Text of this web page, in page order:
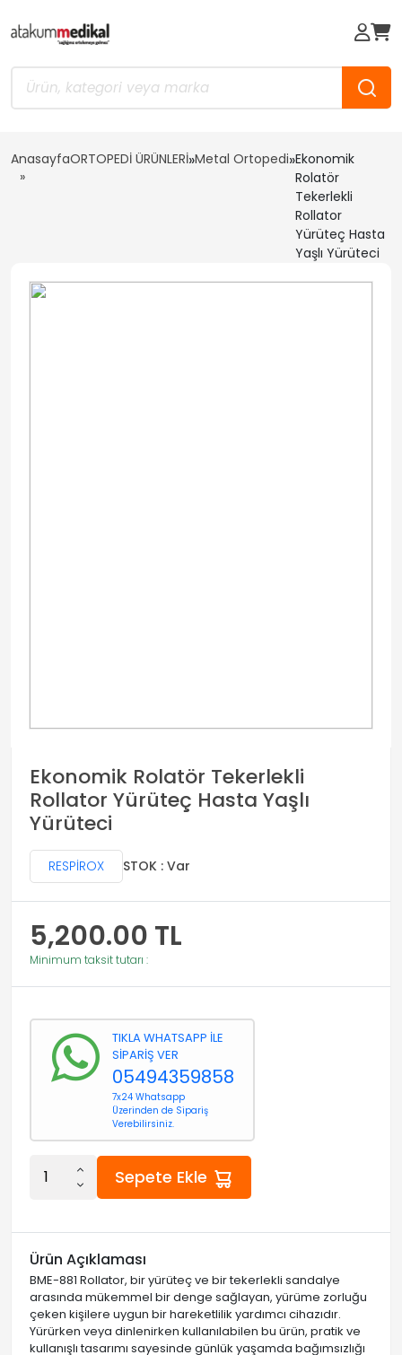
AnasayfaORTOPEDİ ÜRÜNLERİ»Metal Ortopedi»Ekonomik
Rolatör
Tekerlekli
Rollator
Yürüteç Hasta
Yaşlı Yürüteci
Ekonomik Rolatör Tekerlekli
Rollator Yürüteç Hasta Yaşlı
Yürüteci
RESPİROX STOK : Var
5,200.00 TL
Minimum taksit tutarı :
TIKLA WHATSAPP İLE
SİPARİŞ VER
05494359858
7x24 Whatsapp
Üzerinden de Sipariş
Verebilirsiniz.
Sepete Ekle
Ürün Açıklaması
BME-881 Rollator, bir yürüteç ve bir tekerlekli sandalye
arasında mükemmel bir denge sağlayan, yürüme zorluğu
çeken kişilere uygun bir hareketlilik yardımcı cihazıdır.
Yürürken veya dinlenirken kullanılabilen bu ürün, pratik ve
kullanışlı tasarımı sayesinde günlük yaşamda bağımsızlığı